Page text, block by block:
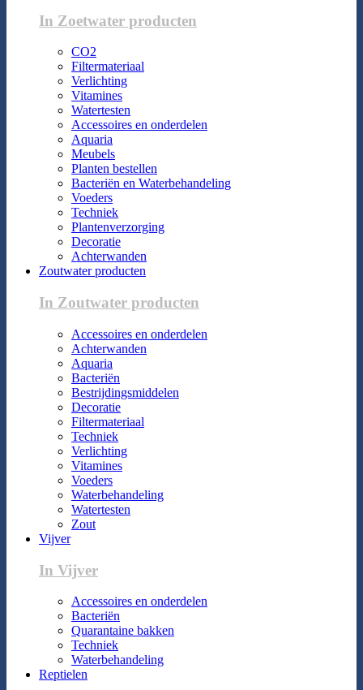
In Zoetwater producten
CO2
Filtermateriaal
Verlichting
Vitamines
Watertesten
Accessoires en onderdelen
Aquaria
Meubels
Planten bestellen
Bacteriën en Waterbehandeling
Voeders
Techniek
Plantenverzorging
Decoratie
Achterwanden
Zoutwater producten
In Zoutwater producten
Accessoires en onderdelen
Achterwanden
Aquaria
Bacteriën
Bestrijdingsmiddelen
Decoratie
Filtermateriaal
Techniek
Verlichting
Vitamines
Voeders
Waterbehandeling
Watertesten
Zout
Vijver
In Vijver
Accessoires en onderdelen
Bacteriën
Quarantaine bakken
Techniek
Waterbehandeling
Reptielen